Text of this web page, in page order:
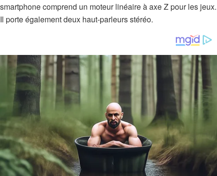
smartphone comprend un moteur linéaire à axe Z pour les jeux.
Il porte également deux haut-parleurs stéréo.